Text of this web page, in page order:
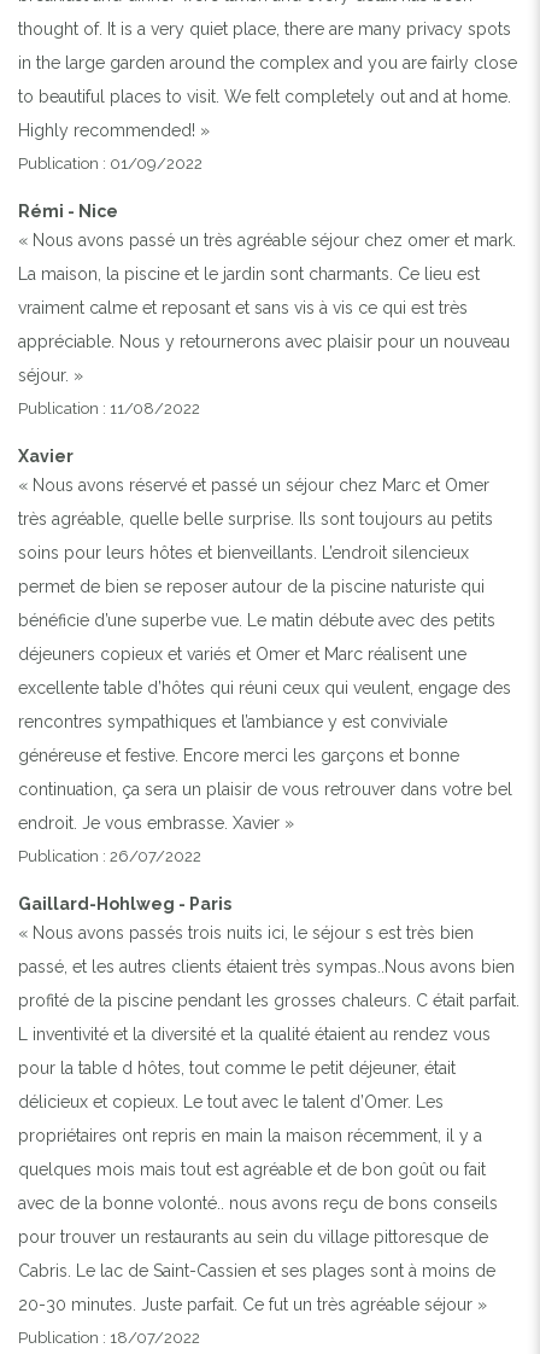
thought of. It is a very quiet place, there are many privacy spots
in the large garden around the complex and you are fairly close
to beautiful places to visit. We felt completely out and at home.
Highly recommended! »
Publication : 01/09/2022
Rémi - Nice
« Nous avons passé un très agréable séjour chez omer et mark.
La maison, la piscine et le jardin sont charmants. Ce lieu est
vraiment calme et reposant et sans vis à vis ce qui est très
appréciable. Nous y retournerons avec plaisir pour un nouveau
séjour. »
Publication : 11/08/2022
Xavier
« Nous avons réservé et passé un séjour chez Marc et Omer
très agréable, quelle belle surprise. Ils sont toujours au petits
soins pour leurs hôtes et bienveillants. L’endroit silencieux
permet de bien se reposer autour de la piscine naturiste qui
bénéficie d’une superbe vue. Le matin débute avec des petits
déjeuners copieux et variés et Omer et Marc réalisent une
excellente table d’hôtes qui réuni ceux qui veulent, engage des
rencontres sympathiques et l’ambiance y est conviviale
généreuse et festive. Encore merci les garçons et bonne
continuation, ça sera un plaisir de vous retrouver dans votre bel
endroit. Je vous embrasse. Xavier »
Publication : 26/07/2022
Gaillard-Hohlweg - Paris
« Nous avons passés trois nuits ici, le séjour s est très bien
passé, et les autres clients étaient très sympas..Nous avons bien
profité de la piscine pendant les grosses chaleurs. C était parfait.
L inventivité et la diversité et la qualité étaient au rendez vous
pour la table d hôtes, tout comme le petit déjeuner, était
délicieux et copieux. Le tout avec le talent d’Omer. Les
propriétaires ont repris en main la maison récemment, il y a
quelques mois mais tout est agréable et de bon goût ou fait
avec de la bonne volonté.. nous avons reçu de bons conseils
pour trouver un restaurants au sein du village pittoresque de
Cabris. Le lac de Saint-Cassien et ses plages sont à moins de
20-30 minutes. Juste parfait. Ce fut un très agréable séjour »
Publication : 18/07/2022